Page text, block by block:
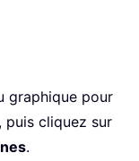
graphique pour
, puis cliquez sur
.